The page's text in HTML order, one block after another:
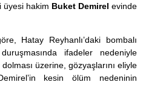
üyesi hakim Buket Demirel evinde
Hatay Reyhanlı’daki bombalı
ifadeler nedeniyle
üzerine, gözyaşlarını eliyle
kesin ölüm nedeninin